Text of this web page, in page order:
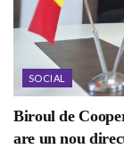
SOCIAL
Biroul de
are un nou